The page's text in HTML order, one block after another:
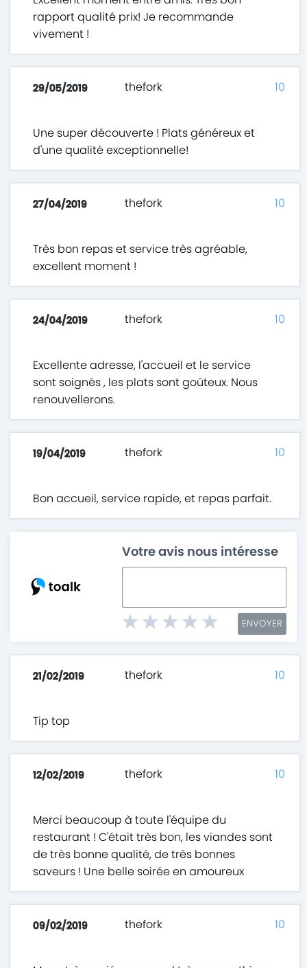
rapport qualité prix! Je recommande
vivement !
29/05/2019 thefork
Une super découverte ! Plats généreux et
d'une qualité exceptionnelle!
10
27/04/2019 thefork
Très bon repas et service très agréable,
excellent moment !
10
24/04/2019 thefork
Excellente adresse, l'accueil et le service
sont soignés , les plats sont goûteux. Nous
renouvellerons.
10
19/04/2019 thefork
Bon accueil, service rapide, et repas parfait.
10
Votre avis nous intéresse
ENVOYER
21/02/2019 thefork
Tip top
10
12/02/2019 thefork
Merci beaucoup à toute l'équipe du
restaurant ! C'était très bon, les viandes sont
de très bonne qualité, de très bonnes
saveurs ! Une belle soirée en amoureux
10
09/02/2019 thefork 10